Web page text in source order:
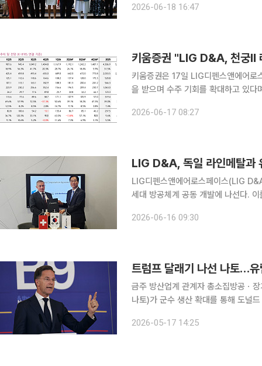
2026-06-18 16:47
키움증권 "LIG D&A, 천궁Ⅱ
키움증권은 17일 LIG디펜스앤에어
을 받으며 수주 기회를 확대하고 있
으로 각각 전년 동기 대비 26.1%,
2026-06-17 08:27
LIG D&A, 독일 라인메탈과
LIG디펜스앤에어로스페이스(LIG
세대 방공체계 공동 개발에 나선다.
전략적 파트너십을 맺고 유럽·나토 시
2026-06-16 09:30
트럼프 달래기 나선 나토…
금주 방산업계 관계자 총소집방공ㆍ장거리 미사일
나토)가 군수 생산 확대를 통해 도널드 트
요 방산업체 대표들과 만나 군수 생산
2026-05-17 14:25